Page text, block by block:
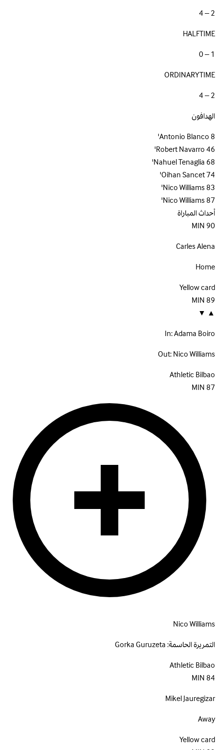
2 – 4
HALFTIME
1 – 0
ORDINARYTIME
2 – 4
الهدافون
Antonio Blanco8'
Robert Navarro46'
Nahuel Tenaglia68'
Oihan Sancet74'
Nico Williams83'
Nico Williams87'
أحداث المباراة
90
MIN
Carles Alena
Home
Yellow card
89
MIN
▲
▼
In:Adama Boiro
Out:Nico Williams
Athletic Bilbao
87
MIN
Nico Williams
التمريرة الحاسمة:Gorka Guruzeta
Athletic Bilbao
84
MIN
Mikel Jauregizar
Away
Yellow card